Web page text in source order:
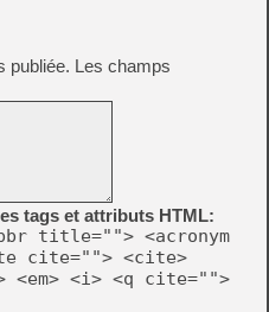
publiée. Les champs
tags et attributs HTML:
title=""> <acronym
cite=""> <cite>
<em> <i> <q cite="">